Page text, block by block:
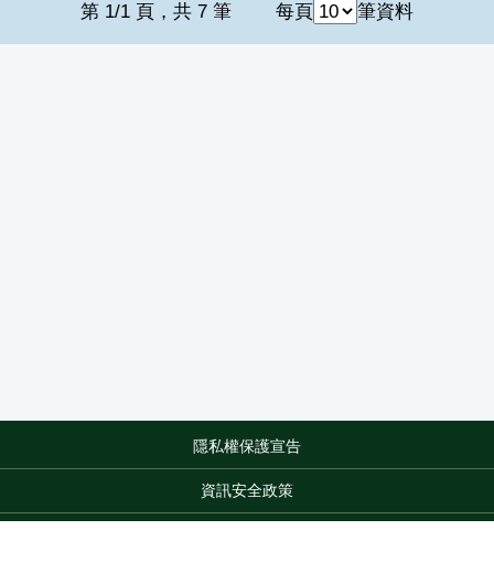
第 1/1 頁，共 7 筆 每頁 筆資料
隱私權保護宣告
資訊安全政策